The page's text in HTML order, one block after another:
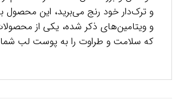
و ترک‌دار خود رنج می‌برید، این محصول
و ویتامین‌های ذکر شده، یکی از
که سلامت و طراوت را به پوست لب شما